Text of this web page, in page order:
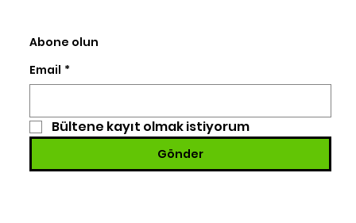
Abone olun
Email *
Bültene kayıt olmak istiyorum
Gönder